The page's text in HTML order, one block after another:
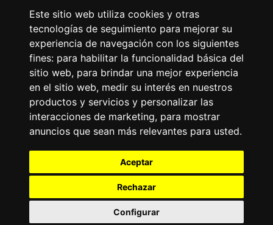
Este sitio web utiliza cookies y otras
tecnologías de seguimiento para mejorar su
experiencia de navegación con los siguientes
fines: para habilitar la funcionalidad básica del
sitio web, para brindar una mejor experiencia
en el sitio web, medir su interés en nuestros
productos y servicios y personalizar las
interacciones de marketing, para mostrar
anuncios que sean más relevantes para usted.
Aceptar
Rechazar
Configurar
Encuéntranos
Contacto
Términos y condiciones
Directorio
2026©Grupo Emisoras Unidas | hosting, soporte y
desarrollo porwww.dast.cl